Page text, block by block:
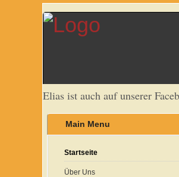
Elias ist auch auf unserer
Main Menu
Startseite
Über Uns